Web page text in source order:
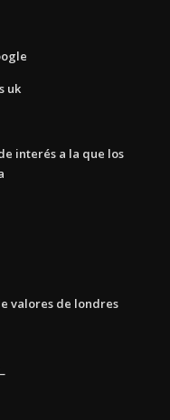
uk
interés a la que los
valores de londres